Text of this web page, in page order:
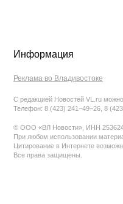
Информация
Реклама во Владивостоке
С редакцией Новостей VL.ru
Телефон: 8 (423) 241−49−26, 8
© ООО «ВЛ Новости», ИНН
При любом использовании
Цитирование в Интернете
Все права защищены.